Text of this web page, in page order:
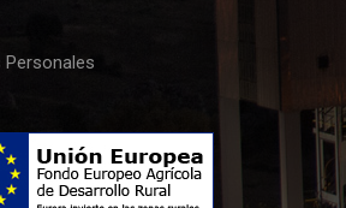
Personales